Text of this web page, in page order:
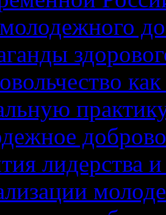
лидерства